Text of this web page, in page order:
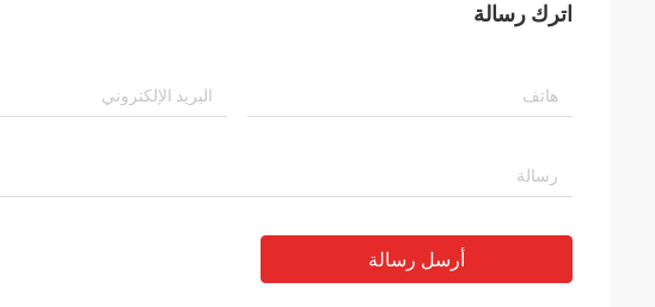
اترك رسالة
أرسل رسالة